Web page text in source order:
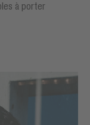
à porter